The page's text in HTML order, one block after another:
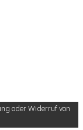
oder Widerruf von